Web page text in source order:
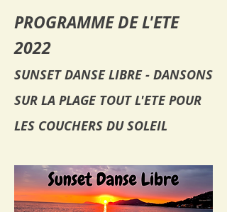
PROGRAMME DE L'ETE
2022
SUNSET DANSE LIBRE - DANSONS
SUR LA PLAGE TOUT L'ETE POUR
LES COUCHERS DU SOLEIL